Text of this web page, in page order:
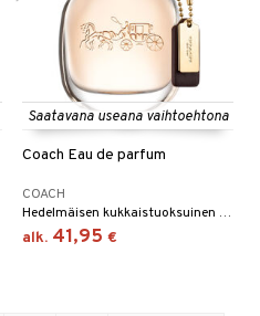
Saatavana useana vaihtoehtona
Coach Eau de parfum
COACH
Hedelmäisen kukkaistuoksuinen eau de parfum - Coach
alk. 41,95 €